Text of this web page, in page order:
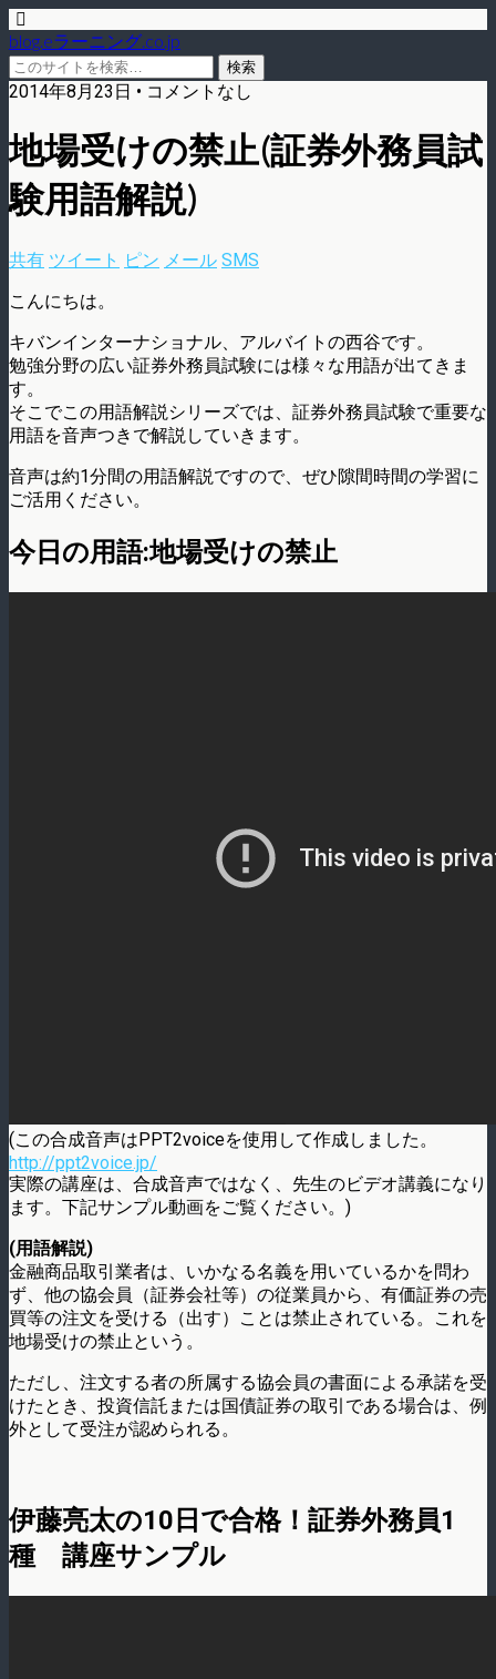
blog.eラーニング.co.jp
2014年8月23日 • コメントなし
地場受けの禁止(証券外務員試
験用語解説)
共有 ツイート ピン メール SMS
こんにちは。
キバンインターナショナル、アルバイトの西谷です。
勉強分野の広い証券外務員試験には様々な用語が出てきま
す。
そこでこの用語解説シリーズでは、証券外務員試験で重要な
用語を音声つきで解説していきます。
音声は約1分間の用語解説ですので、ぜひ隙間時間の学習に
ご活用ください。
今日の用語:地場受けの禁止
(この合成音声はPPT2voiceを使用して作成しました。
http://ppt2voice.jp/
実際の講座は、合成音声ではなく、先生のビデオ講義になり
ます。下記サンプル動画をご覧ください。)
(用語解説)
金融商品取引業者は、いかなる名義を用いているかを問わ
ず、他の協会員（証券会社等）の従業員から、有価証券の売
買等の注文を受ける（出す）ことは禁止されている。これを
地場受けの禁止という。
ただし、注文する者の所属する協会員の書面による承諾を受
けたとき、投資信託または国債証券の取引である場合は、例
外として受注が認められる。
伊藤亮太の10日で合格！証券外務員1
種 講座サンプル